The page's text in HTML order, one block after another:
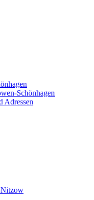
Schönhagen
Adressen
Nitzow